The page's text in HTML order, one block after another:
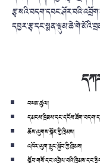
བསམ་ཚུལ།
ཆོས་ལུགས་སྐོར་གྱི་ཁྲིམས།
འཁོར་ཡུག་སྲུང་སྐྱོབ་ཀྱི་ཁྲིམས།